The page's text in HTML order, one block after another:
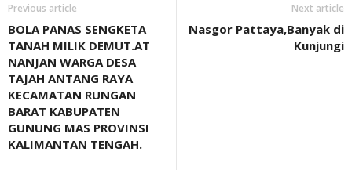
Previous article
BOLA PANAS SENGKETA
TANAH MILIK DEMUT.AT
NANJAN WARGA DESA
TAJAH ANTANG RAYA
KECAMATAN RUNGAN
BARAT KABUPATEN
GUNUNG MAS PROVINSI
KALIMANTAN TENGAH.
Next article
Nasgor Pattaya,Banyak di
Kunjungi